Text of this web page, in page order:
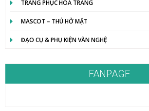
TRANG PHỤC HÓA TRANG
MASCOT – THÚ HỞ MẶT
ĐẠO CỤ & PHỤ KIỆN VĂN NGHỆ
FANPAGE